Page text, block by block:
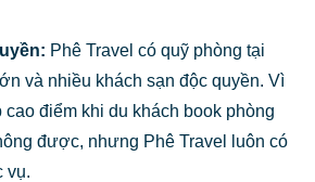
Phê Travel có quỹ phòng tại
và nhiều khách sạn độc quyền. Vì
điểm khi du khách book phòng
được, nhưng Phê Travel luôn có
vụ.